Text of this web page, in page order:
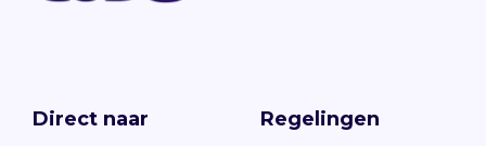
Direct naar Regelingen